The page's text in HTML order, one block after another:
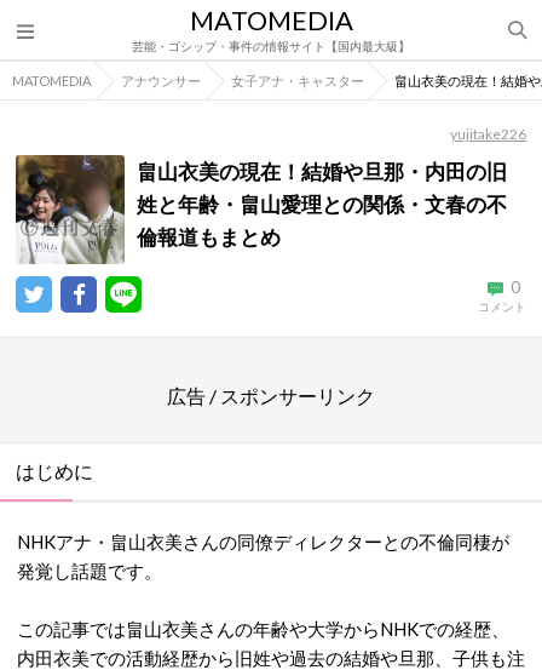
MATOMEDIA
芸能・ゴシップ・事件の情報サイト【国内最大級】
MATOMEDIA アナウンサー 女子アナ・キャスター 畠山衣美の現在！結婚
yujitake226
畠山衣美の現在！結婚や旦那・内田の旧
姓と年齢・畠山愛理との関係・文春の不
倫報道もまとめ
0
コメント
広告 / スポンサーリンク
はじめに
NHKアナ・畠山衣美さんの同僚ディレクターとの不倫同棲が
発覚し話題です。
この記事では畠山衣美さんの年齢や大学からNHKでの経歴、
内田衣美での活動経歴から旧姓や過去の結婚や旦那、子供も注